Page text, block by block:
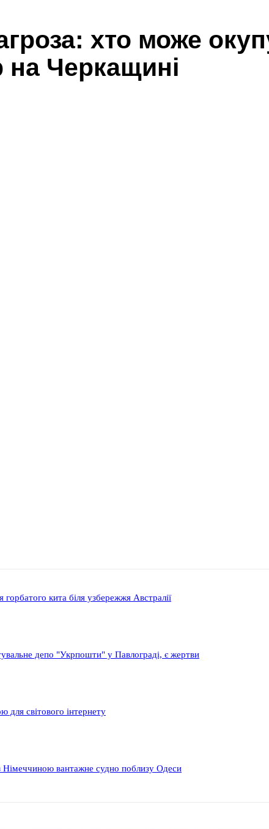
хто може
Черкащині
кита біля узбережжя Австралії
депо "Укрпошти" у Павлограді, є жертви
для світового інтернету
Німеччиною вантажне судно поблизу Одеси